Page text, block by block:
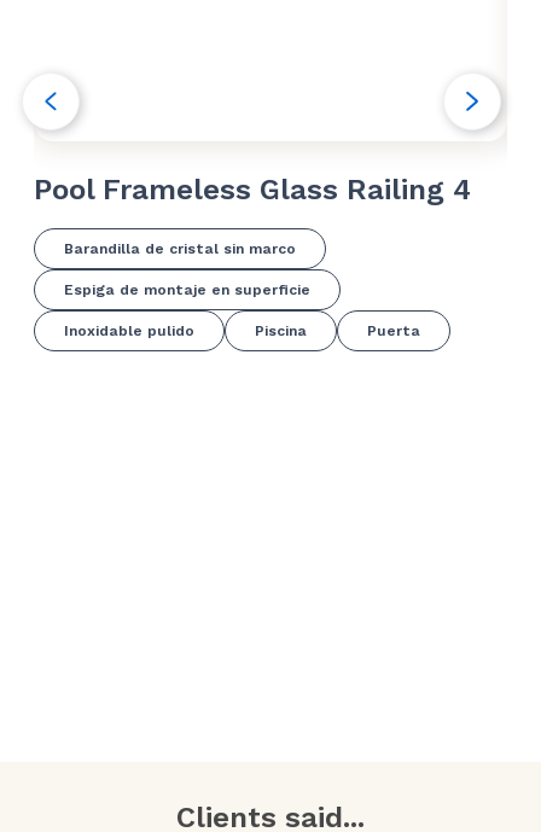
Pool Frameless Glass Railing 4
Barandilla de cristal sin marco
Espiga de montaje en superficie
Inoxidable pulido Piscina Puerta
Clients said...